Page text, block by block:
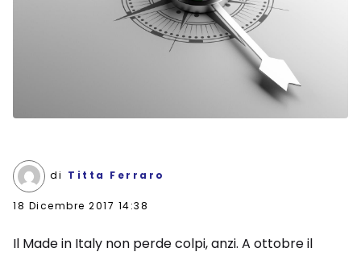
di Titta Ferraro
18 Dicembre 2017 14:38
Il Made in Italy non perde colpi, anzi. A ottobre il